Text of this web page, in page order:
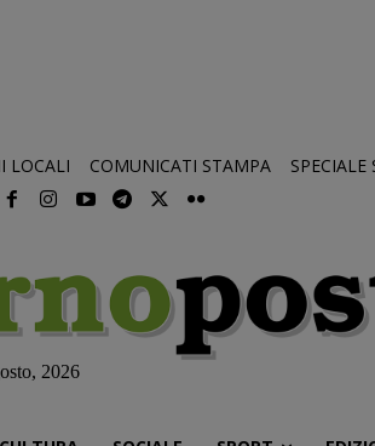
LOCALI COMUNICATI STAMPA SPECIALE
2026